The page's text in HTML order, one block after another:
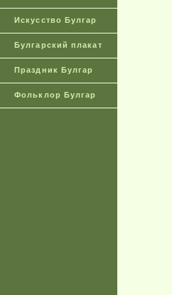
Искусство Булгар
Булгарский плакат
Праздник Булгар
Фольклор Булгар